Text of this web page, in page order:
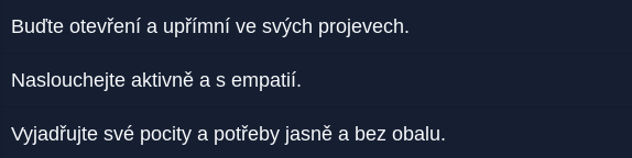
Buďte otevření a upřímní ve svých projevech.
Naslouchejte aktivně a s empatií.
Vyjadřujte své pocity a potřeby jasně a bez obalu.